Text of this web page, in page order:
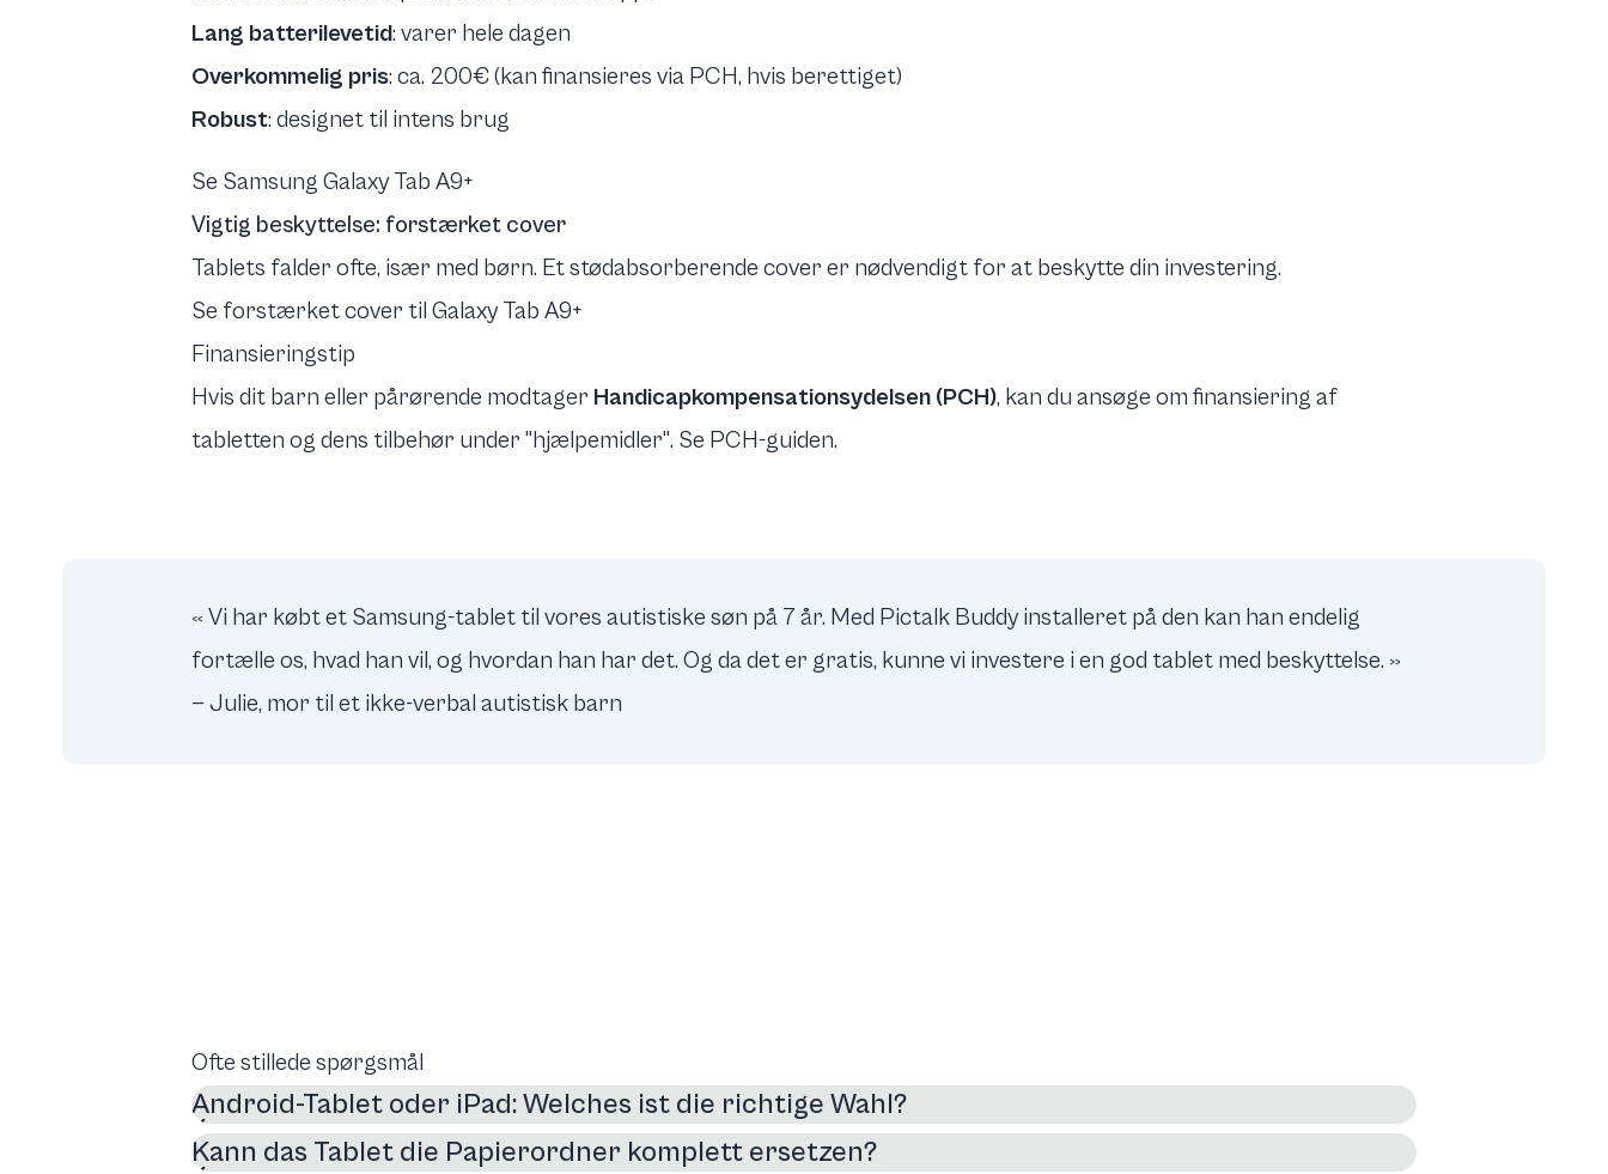
Lang batterilevetid: varer hele dagen
Overkommelig pris: ca. 200€ (kan finansieres via PCH, hvis berettiget)
Robust: designet til intens brug
Se Samsung Galaxy Tab A9+
Vigtig beskyttelse: forstærket cover
Tablets falder ofte, især med børn. Et stødabsorberende cover er nødvendigt for at beskytte din investering.
Se forstærket cover til Galaxy Tab A9+
Finansieringstip
Hvis dit barn eller pårørende modtager Handicapkompensationsydelsen (PCH), kan du ansøge om finansiering af
tabletten og dens tilbehør under "hjælpemidler". Se PCH-guiden.
« Vi har købt et Samsung-tablet til vores autistiske søn på 7 år. Med Pictalk Buddy installeret på den kan han endelig
fortælle os, hvad han vil, og hvordan han har det. Og da det er gratis, kunne vi investere i en god tablet med beskyttelse. »
— Julie, mor til et ikke-verbal autistisk barn
Ofte stillede spørgsmål
Android-Tablet oder iPad: Welches ist die richtige Wahl?
Kann das Tablet die Papierordner komplett ersetzen?